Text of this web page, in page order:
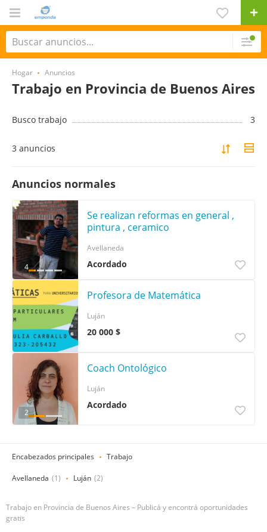
Hogar Anuncios
Trabajo en Provincia de Buenos Aires
Busco trabajo 3
3 anuncios
Anuncios normales
4
Se realizan reformas en general ,
pintura , ceramico
Acordado
Avellaneda
Profesora de Matemática
20 000 $
Luján
2
Coach Ontológico
Acordado
Luján
Encabezados principales Trabajo
Avellaneda (1) Luján (2)
Trabajo en Provincia de Buenos Aires – Publicá y encontrá oportunidades
gratis